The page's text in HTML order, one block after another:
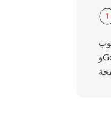
1
وGoogle Drive وDropbox، ورابط URL أو